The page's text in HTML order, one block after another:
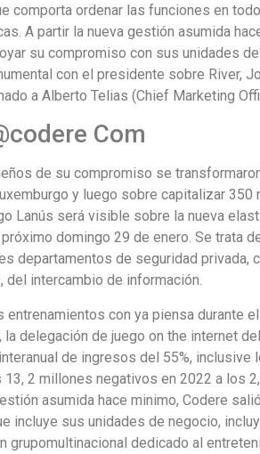
comporta ordenar las funciones en
A partir la nueva gestión asumida
su compromiso con sus unidades
con el presidente sobre River,
a Alberto Telias (Chief Marketing
Com
de su compromiso se
y luego sobre capitalizar
Lanús será visible sobre la nueva
domingo 29 de enero. Se trata
departamentos de seguridad
del intercambio de información.
con ya piensa durante
la delegación de juego on the internet
de ingresos del 55%,
2 millones negativos en 2022 a los
asumida hace minimo, Codere
incluye sus unidades de negocio,
grupomultinacional dedicado al